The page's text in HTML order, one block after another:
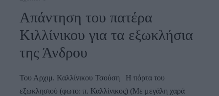
Απάντηση του πατέρα
Κιλλίνικου για τα εξωκλήσια
της Άνδρου
Του Αρχιμ. Καλλίνικου Τσούση Η πόρτα του
εξωκλησιού (φωτο: π. Καλλίνικος) (Με μεγάλη χαρά